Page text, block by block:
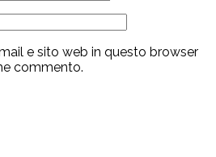
e sito web in questo browser
commento.